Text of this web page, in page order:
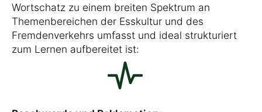
Wortschatz zu einem breiten Spektrum an
Themenbereichen der Esskultur und des
Fremdenverkehrs umfasst und ideal strukturiert
zum Lernen aufbereitet ist: